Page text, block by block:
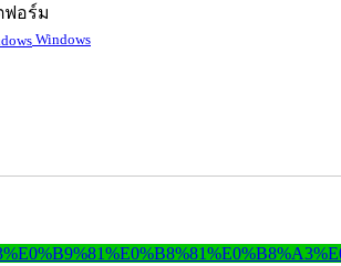
ฟอร์ม
Windows